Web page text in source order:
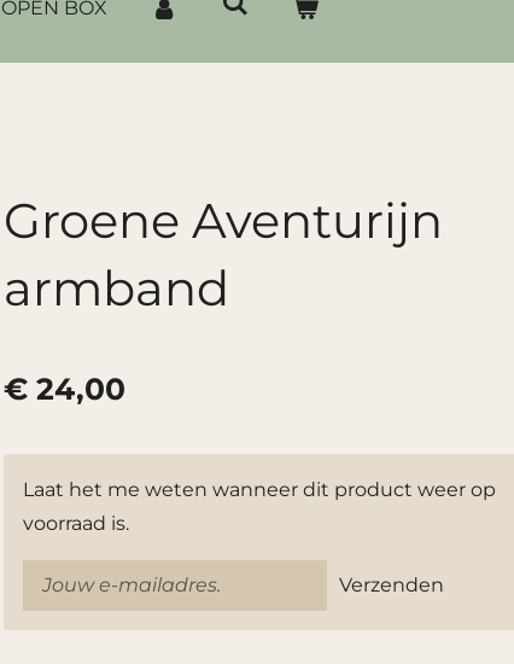
OPEN BOX
Groene Aventurijn
armband
€ 24,00
Laat het me weten wanneer dit product weer op
voorraad is.
Verzenden